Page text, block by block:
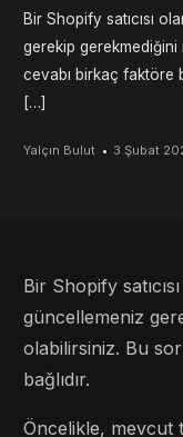
Bir Shopify satıcısı
gerekip
cevabı birkaç faktöre
[…]
Yalçın Bulut 3 Şubat
Bir Shopify
güncellemeniz
olabilirsiniz. Bu
bağlıdır.
Öncelikle, mevcut